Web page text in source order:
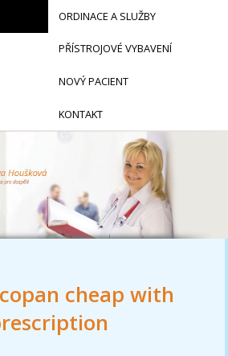
cheap with
ORDINACE A SLUŽBY
PŘÍSTROJOVÉ VYBAVENÍ
NOVÝ PACIENT
KONTAKT